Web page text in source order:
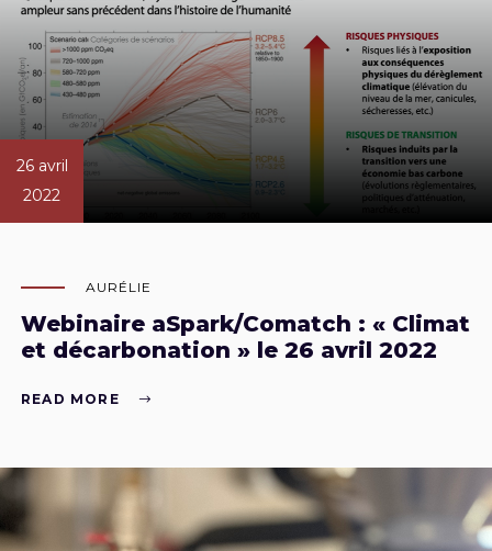
26 avril
2022
AURÉLIE
Webinaire aSpark/Comatch : « Climat
et décarbonation » le 26 avril 2022
READ MORE